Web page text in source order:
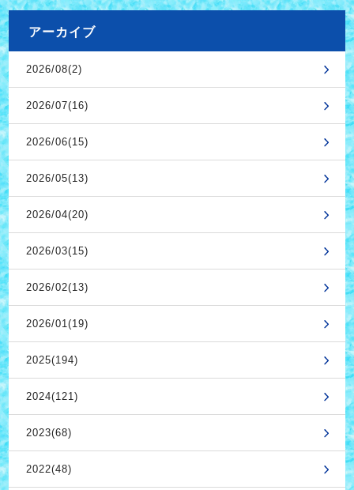
アーカイブ
2026/08(2)
2026/07(16)
2026/06(15)
2026/05(13)
2026/04(20)
2026/03(15)
2026/02(13)
2026/01(19)
2025(194)
2024(121)
2023(68)
2022(48)